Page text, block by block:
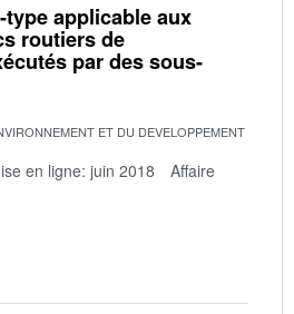
applicable aux
routiers de
par des sous-
ET DU DEVELOPPEMENT
en ligne: juin 2018
Affaire